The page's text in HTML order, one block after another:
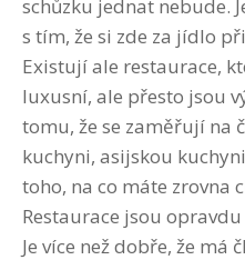
schůzku jednat nebude.
s tím, že si zde za jídlo
Existují ale restaurace,
luxusní, ale přesto jsou
tomu, že se zaměřují na
kuchyni, asijskou
toho, na co máte zrovna
Restaurace jsou
Je více než dobře, že má